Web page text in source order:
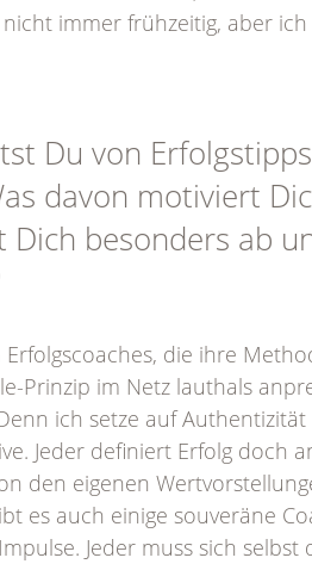
immer frühzeitig, aber
Du von
davon motiviert
Dich besonders ab
die ihre
Prinzip im Netz lauthals
ich setze auf
Jeder definiert Erfolg doch
den eigenen
es auch einige souveräne
Jeder muss sich selbst